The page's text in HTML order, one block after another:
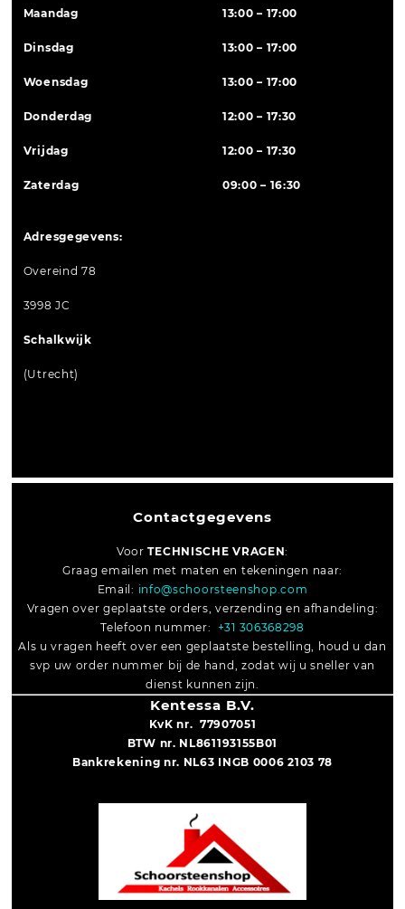
Contactgegevens
VoorTECHNISCHE VRAGEN:
Graag emailen met maten en tekeningen naar:
Email: info@schoorsteenshop.com
Vragen over geplaatste orders, verzending en afhandeling:
Telefoon nummer: +31 306368298
Als u vragen heeft over een geplaatste bestelling, houd u dan
svp uw order nummer bij de hand, zodat wij u sneller van
dienst kunnen zijn.
Kentessa B.V.
KvK nr. 77907051
BTW nr. NL861193155B01
Bankrekening nr. NL63 INGB 0006 2103 78
Maandag 13:00 – 17:00
Dinsdag 13:00 – 17:00
Woensdag 13:00 – 17:00
Donderdag 12:00 – 17:30
Vrijdag 12:00 – 17:30
Zaterdag 09:00 – 16:30
Adresgegevens:
Overeind 78
3998 JC
Schalkwijk
(Utrecht)